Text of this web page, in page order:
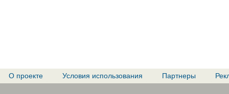
О проекте Условия использования Партнеры